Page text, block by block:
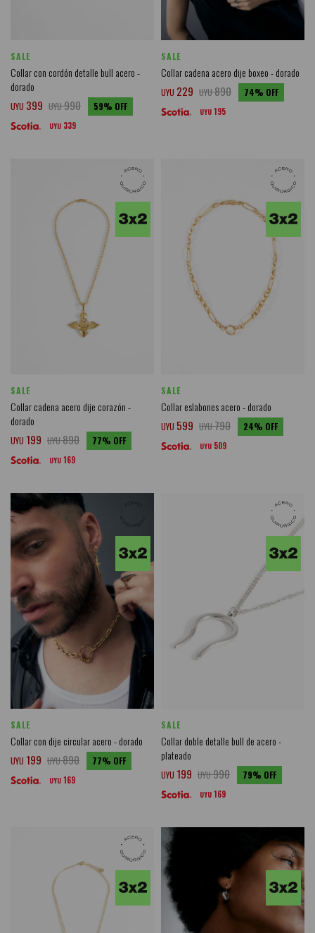
SALE
Collar con cordón detalle bull acero -
dorado
UYU 399 UYU990 59
UYU 339
SALE
Collar cadena acero dije boxeo - dorado
UYU 229 UYU890 74
UYU 195
SALE
Collar cadena acero dije corazón -
dorado
UYU 199 UYU890 77
UYU 169
SALE
Collar eslabones acero - dorado
UYU 599 UYU790 24
UYU 509
SALE
Collar con dije circular acero - dorado
UYU 199 UYU890 77
UYU 169
SALE
Collar doble detalle bull de acero -
plateado
UYU 199 UYU990 79
UYU 169